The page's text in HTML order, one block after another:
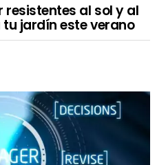
resistentes al sol y al
jardín este verano